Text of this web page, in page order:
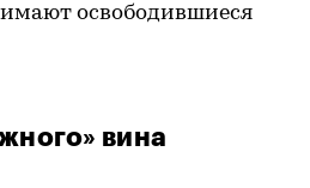
освободившиеся
вина